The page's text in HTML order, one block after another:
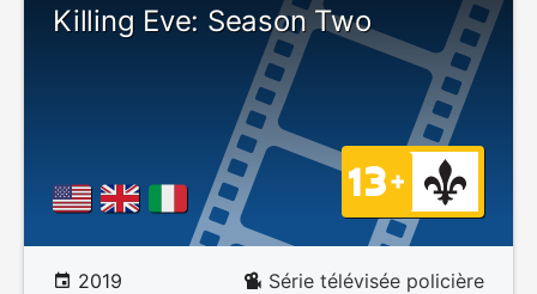
Killing Eve: Season Two
2019 Série télévisée policière